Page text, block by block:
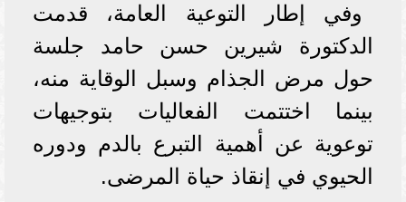
وفي إطار التوعية العامة، قدمت
الدكتورة شيرين حسن حامد جلسة
حول مرض الجذام وسبل الوقاية منه،
بينما اختتمت الفعاليات بتوجيهات
توعوية عن أهمية التبرع بالدم ودوره
الحيوي في إنقاذ حياة المرضى.